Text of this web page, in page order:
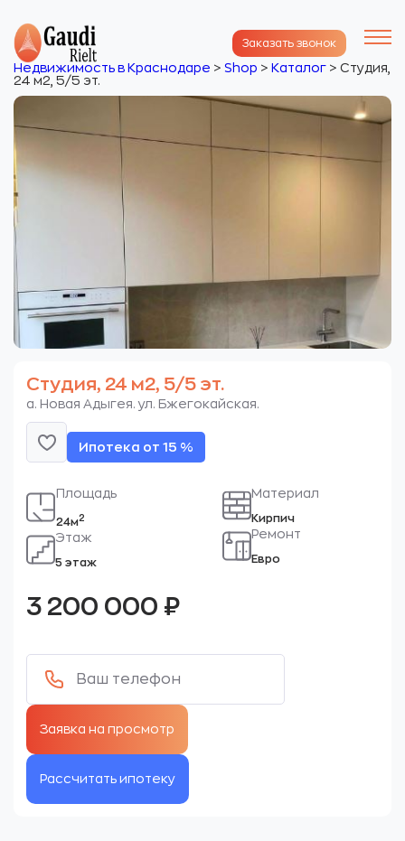
Заказать звонок
Недвижимость в Краснодаре > Shop > Каталог > Студия,
24 м2, 5/5 эт.
Студия, 24 м2, 5/5 эт.
а. Новая Адыгея. ул. Бжегокайская.
Ипотека от 15 %
Площадь
24м2
Этаж
5 этаж
Материал
Кирпич
Ремонт
Евро
3 200 000 ₽
Рассчитать ипотеку